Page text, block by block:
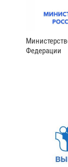
Федерации